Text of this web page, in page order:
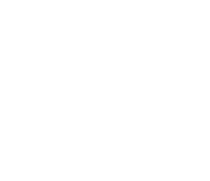
diz que apoia
para combate à Covid-
definição sobre jogos